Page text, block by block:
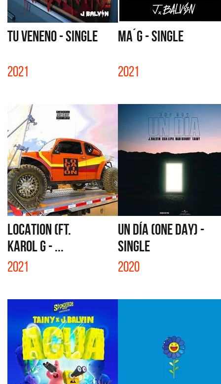
TU VENENO - SINGLE
2021
MA´G - SINGLE
2021
LOCATION (FT.
KAROL G - ...
2021
UN DÍA (ONE DAY) -
SINGLE
2020